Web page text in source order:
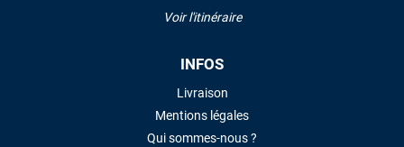
Voir l'itinéraire
INFOS
Livraison
Mentions légales
Qui sommes-nous ?